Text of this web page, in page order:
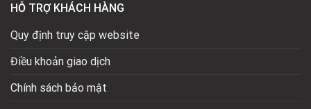
HỖ TRỢ KHÁCH HÀNG
Quy định truy cập website
Điều khoản giao dịch
Chính sách bảo mật